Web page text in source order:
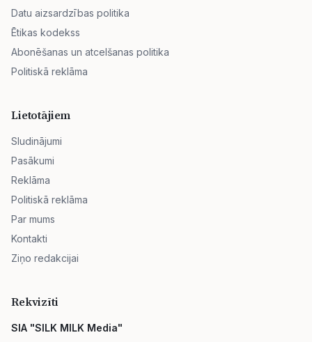
Datu aizsardzības politika
Ētikas kodekss
Abonēšanas un atcelšanas politika
Politiskā reklāma
Lietotājiem
Sludinājumi
Pasākumi
Reklāma
Politiskā reklāma
Par mums
Kontakti
Ziņo redakcijai
Rekvizīti
SIA "SILK MILK Media"